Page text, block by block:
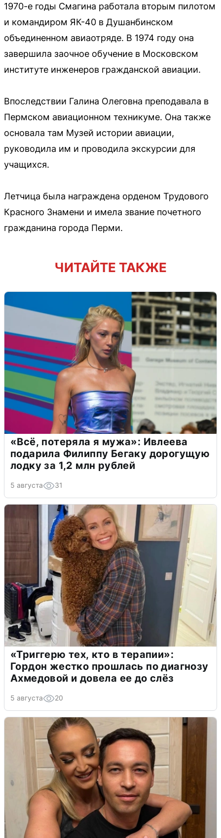
1970-е годы Смагина работала вторым пилотом
и командиром ЯК-40 в Душанбинском
объединенном авиаотряде. В 1974 году она
завершила заочное обучение в Московском
институте инженеров гражданской авиации.
Впоследствии Галина Олеговна преподавала в
Пермском авиационном техникуме. Она также
основала там Музей истории авиации,
руководила им и проводила экскурсии для
учащихся.
Летчица была награждена орденом Трудового
Красного Знамени и имела звание почетного
гражданина города Перми.
ЧИТАЙТЕ ТАКЖЕ
«Всё, потеряла я мужа»: Ивлеева
подарила Филиппу Бегаку дорогущую
лодку за 1,2 млн рублей
5 августа 31
«Триггерю тех, кто в терапии»:
Гордон жестко прошлась по диагнозу
Ахмедовой и довела ее до слёз
5 августа 20